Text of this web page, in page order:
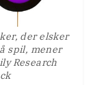
der elsker
spil, mener
Research